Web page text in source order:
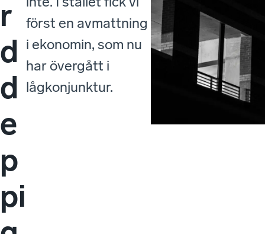
r
d
d
e
p
pi
först en avmattning
i ekonomin, som nu
har övergått i
lågkonjunktur.